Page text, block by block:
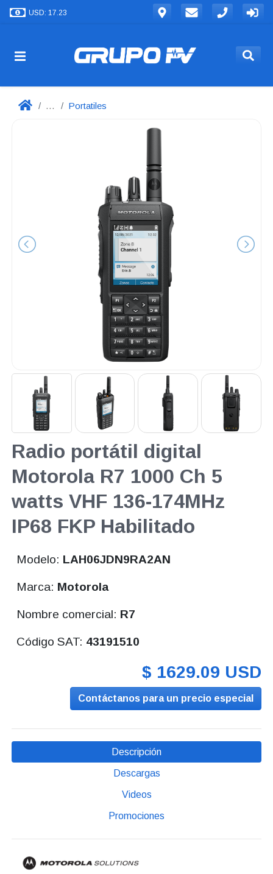
USD: 17.23
... Portatiles
Radio portátil digital
Motorola R7 1000 Ch 5
watts VHF 136-174MHz
IP68 FKP Habilitado
Modelo: LAH06JDN9RA2AN
Marca: Motorola
Nombre comercial: R7
Código SAT: 43191510
$ 1629.09 USD
Contáctanos para un precio especial
Descripción
Descargas
Videos
Promociones